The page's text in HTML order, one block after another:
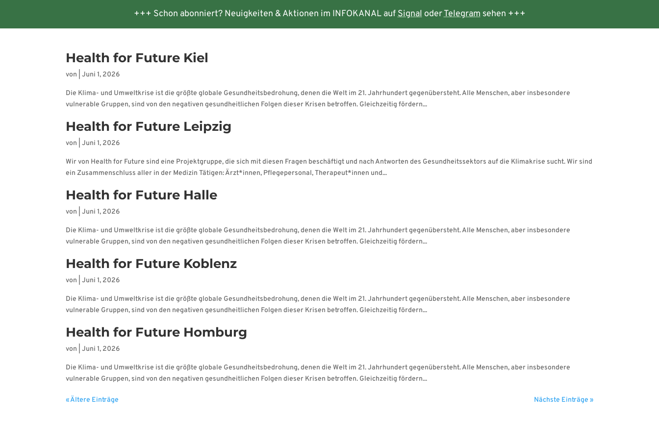
+++ Schon abonniert? Neuigkeiten & Aktionen im INFOKANAL aufSignaloderTelegramsehen +++
Health for Future Kiel
von |Juni 1, 2026
Die Klima- und Umweltkrise ist die größte globale Gesundheitsbedrohung, denen die Welt im 21. Jahrhundert gegenübersteht. Alle Menschen, aber insbesondere
vulnerable Gruppen, sind von den negativen gesundheitlichen Folgen dieser Krisen betroffen. Gleichzeitig fördern...
Health for Future Leipzig
von |Juni 1, 2026
Wir von Health for Future sind eine Projektgruppe, die sich mit diesen Fragen beschäftigt und nach Antworten des Gesundheitssektors auf die Klimakrise sucht. Wir sind
ein Zusammenschluss aller in der Medizin Tätigen: Ärzt*innen, Pflegepersonal, Therapeut*innen und...
Health for Future Halle
von |Juni 1, 2026
Die Klima- und Umweltkrise ist die größte globale Gesundheitsbedrohung, denen die Welt im 21. Jahrhundert gegenübersteht. Alle Menschen, aber insbesondere
vulnerable Gruppen, sind von den negativen gesundheitlichen Folgen dieser Krisen betroffen. Gleichzeitig fördern...
Health for Future Koblenz
von |Juni 1, 2026
Die Klima- und Umweltkrise ist die größte globale Gesundheitsbedrohung, denen die Welt im 21. Jahrhundert gegenübersteht. Alle Menschen, aber insbesondere
vulnerable Gruppen, sind von den negativen gesundheitlichen Folgen dieser Krisen betroffen. Gleichzeitig fördern...
Health for Future Homburg
von |Juni 1, 2026
Die Klima- und Umweltkrise ist die größte globale Gesundheitsbedrohung, denen die Welt im 21. Jahrhundert gegenübersteht. Alle Menschen, aber insbesondere
vulnerable Gruppen, sind von den negativen gesundheitlichen Folgen dieser Krisen betroffen. Gleichzeitig fördern...
« Ältere Einträge Nächste Einträge »